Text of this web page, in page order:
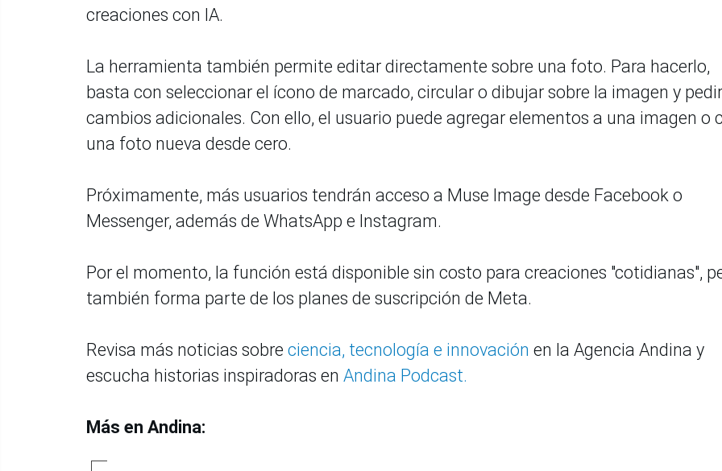
creaciones con IA.
La herramienta también permite editar directamente sobre una foto. Para hacerlo,
basta con seleccionar el ícono de marcado, circular o dibujar sobre la imagen y pedir
cambios adicionales. Con ello, el usuario puede agregar elementos a una imagen o
una foto nueva desde cero.
Próximamente, más usuarios tendrán acceso a Muse Image desde Facebook o
Messenger, además de WhatsApp e Instagram.
Por el momento, la función está disponible sin costo para creaciones "cotidianas",
también forma parte de los planes de suscripción de Meta.
Revisa más noticias sobre ciencia, tecnología e innovación en la Agencia Andina y
escucha historias inspiradoras en Andina Podcast.
Más en Andina: